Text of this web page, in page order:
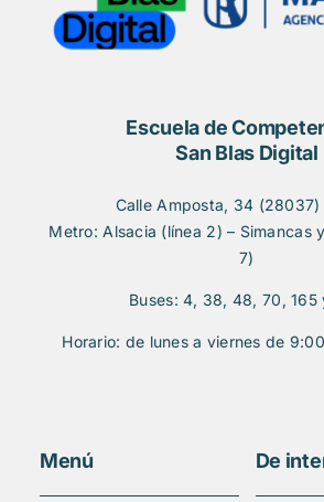
Escuela de
San Blas Digital
Calle Amposta, 34 (28037)
Metro: Alsacia (línea 2) – Simancas
7)
Buses: 4, 38, 48, 70, 165
Horario: de lunes a viernes de
Menú De